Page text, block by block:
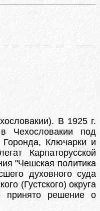
В 1925 г.
Чехословакии под
Ключарки и
Карпаторусской
"Чешская политика
духовного суда
(Густского) округа
принято решение о